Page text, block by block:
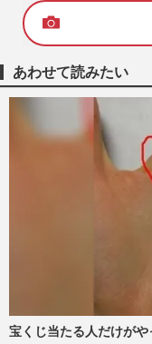
あわせて読みたい
宝くじ当たる人だけが